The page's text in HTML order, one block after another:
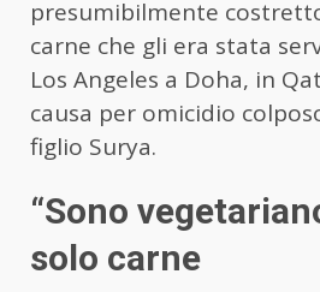
presumibilmente
carne che gli era stata
Los Angeles a Doha, in
causa per omicidio
figlio Surya.
“Sono
solo carne